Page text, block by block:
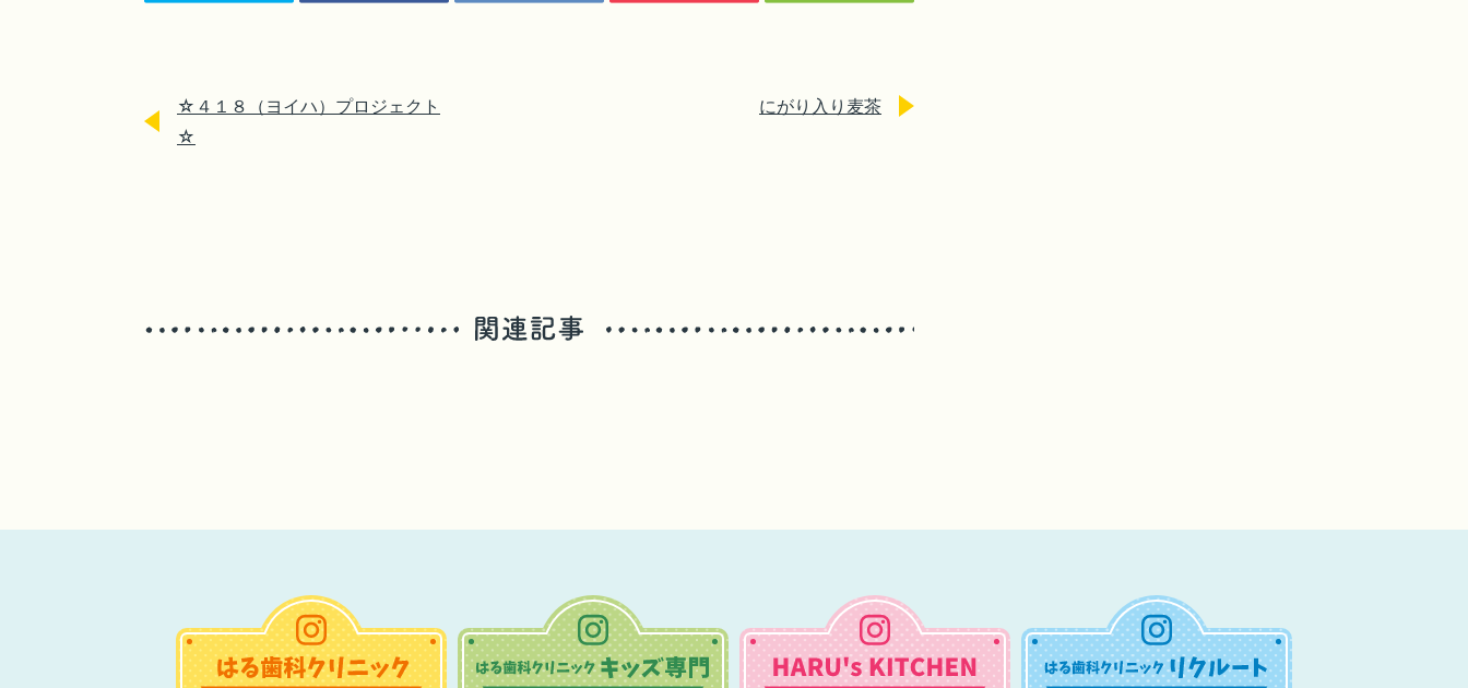
☆４１８（ヨイハ）プロジェクト
☆
にがり入り麦茶